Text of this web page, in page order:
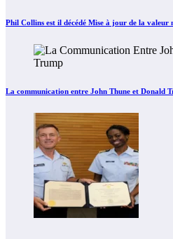
Phil Collins est il décédé Mise à jour de la valeur
La communication entre John Thune et Donald